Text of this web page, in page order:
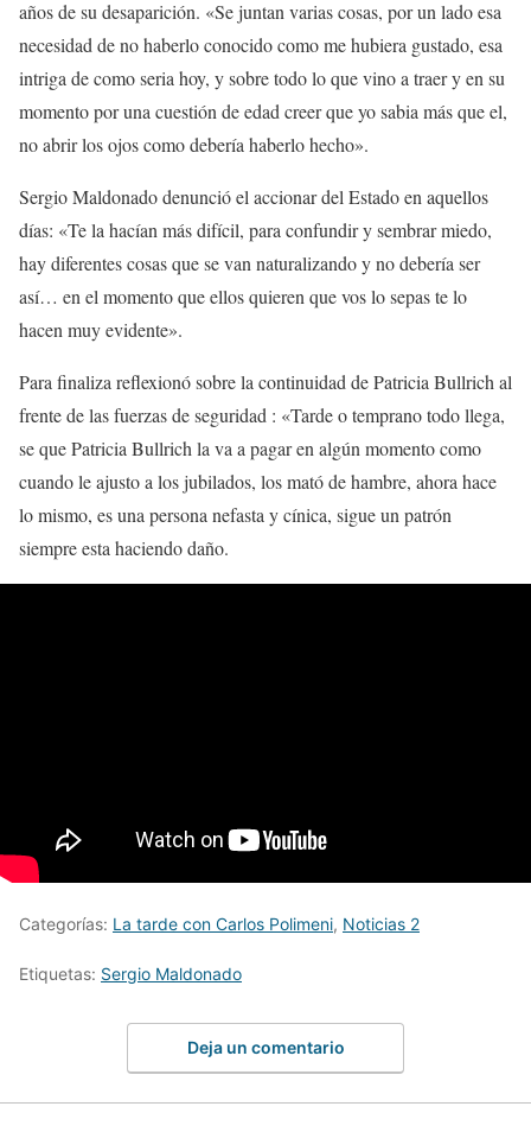
años de su desaparición. «Se juntan varias cosas, por un lado esa
necesidad de no haberlo conocido como me hubiera gustado, esa
intriga de como seria hoy, y sobre todo lo que vino a traer y en su
momento por una cuestión de edad creer que yo sabia más que el,
no abrir los ojos como debería haberlo hecho».
Sergio Maldonado denunció el accionar del Estado en aquellos
días: «Te la hacían más difícil, para confundir y sembrar miedo,
hay diferentes cosas que se van naturalizando y no debería ser
así… en el momento que ellos quieren que vos lo sepas te lo
hacen muy evidente».
Para finaliza reflexionó sobre la continuidad de Patricia Bullrich al
frente de las fuerzas de seguridad : «Tarde o temprano todo llega,
se que Patricia Bullrich la va a pagar en algún momento como
cuando le ajusto a los jubilados, los mató de hambre, ahora hace
lo mismo, es una persona nefasta y cínica, sigue un patrón
siempre esta haciendo daño.
Categorías: La tarde con Carlos Polimeni, Noticias 2
Etiquetas: Sergio Maldonado
Deja un comentario